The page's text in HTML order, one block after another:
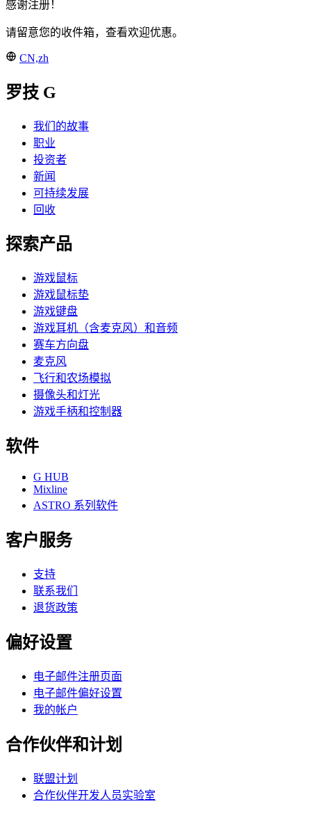
感谢注册！
请留意您的收件箱，查看欢迎优惠。
CN,zh
罗技 G
我们的故事
职业
投资者
新闻
可持续发展
回收
探索产品
游戏鼠标
游戏鼠标垫
游戏键盘
游戏耳机（含麦克风）和音频
赛车方向盘
麦克风
飞行和农场模拟
摄像头和灯光
游戏手柄和控制器
软件
G HUB
Mixline
ASTRO 系列软件
客户服务
支持
联系我们
退货政策
偏好设置
电子邮件注册页面
电子邮件偏好设置
我的帐户
合作伙伴和计划
联盟计划
合作伙伴开发人员实验室